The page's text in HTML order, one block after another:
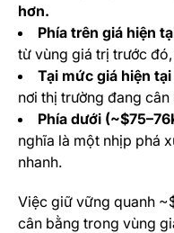
hơn.
Phía trên giá hiện
từ vùng giá trị trước
Tại mức giá hiện
nơi thị trường đang cân
Phía dưới
nghĩa là một nhịp phá
nhanh.
Việc giữ vững quanh
cân bằng trong vùng